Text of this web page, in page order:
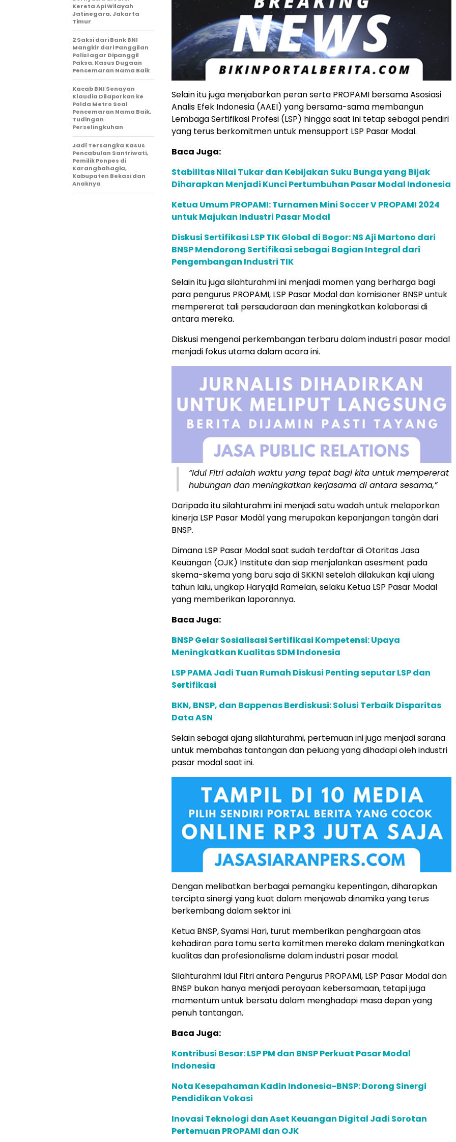
Selain itu juga menjabarkan peran serta PROPAMI bersama Asosiasi
Analis Efek Indonesia (AAEI) yang bersama-sama membangun
Lembaga Sertifikasi Profesi (LSP) hingga saat ini tetap sebagai pendiri
yang terus berkomitmen untuk mensupport LSP Pasar Modal.
Baca Juga:
Stabilitas Nilai Tukar dan Kebijakan Suku Bunga yang Bijak
Diharapkan Menjadi Kunci Pertumbuhan Pasar Modal Indonesia
Ketua Umum PROPAMI: Turnamen Mini Soccer V PROPAMI 2024
untuk Majukan Industri Pasar Modal
Diskusi Sertifikasi LSP TIK Global di Bogor: NS Aji Martono dari
BNSP Mendorong Sertifikasi sebagai Bagian Integral dari
Pengembangan Industri TIK
Selain itu juga silahturahmi ini menjadi momen yang berharga bagi
para pengurus PROPAMI, LSP Pasar Modal dan komisioner BNSP untuk
mempererat tali persaudaraan dan meningkatkan kolaborasi di
antara mereka.
Diskusi mengenai perkembangan terbaru dalam industri pasar modal
menjadi fokus utama dalam acara ini.
“Idul Fitri adalah waktu yang tepat bagi kita untuk mempererat
hubungan dan meningkatkan kerjasama di antara sesama,”
Daripada itu silahturahmi ini menjadi satu wadah untuk melaporkan
kinerja LSP Pasar Modàl yang merupakan kepanjangan tangàn dari
BNSP.
Dimana LSP Pasar Modal saat sudah terdaftar di Otoritas Jasa
Keuangan (OJK) Institute dan siap menjalankan asesment pada
skema-skema yang baru saja di SKKNI setelah dilakukan kaji ulang
tahun lalu, ungkap Haryajid Ramelan, selaku Ketua LSP Pasar Modal
yang memberikan laporannya.
Baca Juga:
BNSP Gelar Sosialisasi Sertifikasi Kompetensi: Upaya
Meningkatkan Kualitas SDM Indonesia
LSP PAMA Jadi Tuan Rumah Diskusi Penting seputar LSP dan
Sertifikasi
BKN, BNSP, dan Bappenas Berdiskusi: Solusi Terbaik Disparitas
Data ASN
Selain sebagai ajang silahturahmi, pertemuan ini juga menjadi sarana
untuk membahas tantangan dan peluang yang dihadapi oleh industri
pasar modal saat ini.
Dengan melibatkan berbagai pemangku kepentingan, diharapkan
tercipta sinergi yang kuat dalam menjawab dinamika yang terus
berkembang dalam sektor ini.
Ketua BNSP, Syamsi Hari, turut memberikan penghargaan atas
kehadiran para tamu serta komitmen mereka dalam meningkatkan
kualitas dan profesionalisme dalam industri pasar modal.
Silahturahmi Idul Fitri antara Pengurus PROPAMI, LSP Pasar Modal dan
BNSP bukan hanya menjadi perayaan kebersamaan, tetapi juga
momentum untuk bersatu dalam menghadapi masa depan yang
penuh tantangan.
Baca Juga:
Kontribusi Besar: LSP PM dan BNSP Perkuat Pasar Modal
Indonesia
Nota Kesepahaman Kadin Indonesia-BNSP: Dorong Sinergi
Pendidikan Vokasi
Inovasi Teknologi dan Aset Keuangan Digital Jadi Sorotan
Pertemuan PROPAMI dan OJK
Kereta Api Wilayah
Jatinegara, Jakarta
Timur
2 Saksi dari Bank BNI
Mangkir dari Panggilan
Polisi agar Dipanggil
Paksa, Kasus Dugaan
Pencemaran Nama Baik
Kacab BNI Senayan
Klaudia Dilaporkan ke
Polda Metro Soal
Pencemaran Nama Baik,
Tudingan
Perselingkuhan
Jadì Tersangka Kasus
Pencabulan Santriwati,
Pemilik Ponpes di
Karangbahagia,
Kabupaten Bekasi dan
Anaknya